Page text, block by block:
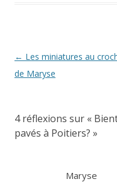
Navigation
des
← Les miniatures au
de Maryse
4 réflexions sur «
pavés à Poitiers? »
Maryse